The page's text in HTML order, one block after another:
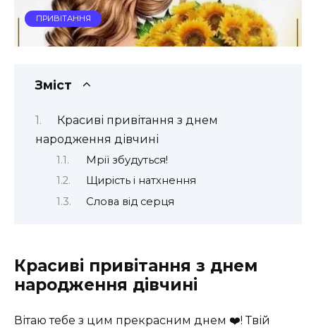
ПРИВІТАННЯ
Зміст
Красиві привітання з днем
народження дівчині
Мрії збудуться!
Щирість і натхнення
Слова від серця
Красиві привітання з днем
народження дівчині
Вітаю тебе з цим прекрасним днем ❤️! Твій